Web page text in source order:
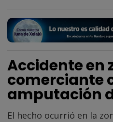
Accidente en
comerciante
amputación
El hecho ocurrió en la